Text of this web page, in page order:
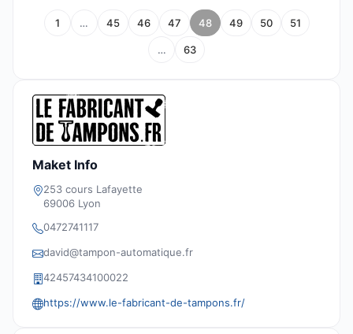
1 … 45 46 47 48 49 50 51
… 63
Maket Info
253 cours Lafayette
69006 Lyon
0472741117
david@tampon-automatique.fr
42457434100022
https://www.le-fabricant-de-tampons.fr/